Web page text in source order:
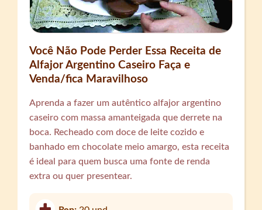
Você Não Pode Perder Essa Receita de
Alfajor Argentino Caseiro Faça e
Venda/fica Maravilhoso
Aprenda a fazer um autêntico alfajor argentino
caseiro com massa amanteigada que derrete na
boca. Recheado com doce de leite cozido e
banhado em chocolate meio amargo, esta receita
é ideal para quem busca uma fonte de renda
extra ou quer presentear.